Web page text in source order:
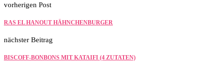
vorherigen Post
RAS EL HANOUT HÄHNCHENBURGER
nächster Beitrag
BISCOFF-BONBONS MIT KATAIFI (4 ZUTATEN)